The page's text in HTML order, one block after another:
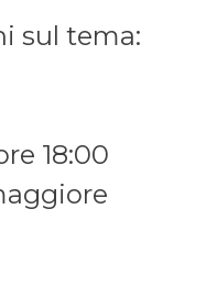
sul tema:
18:00